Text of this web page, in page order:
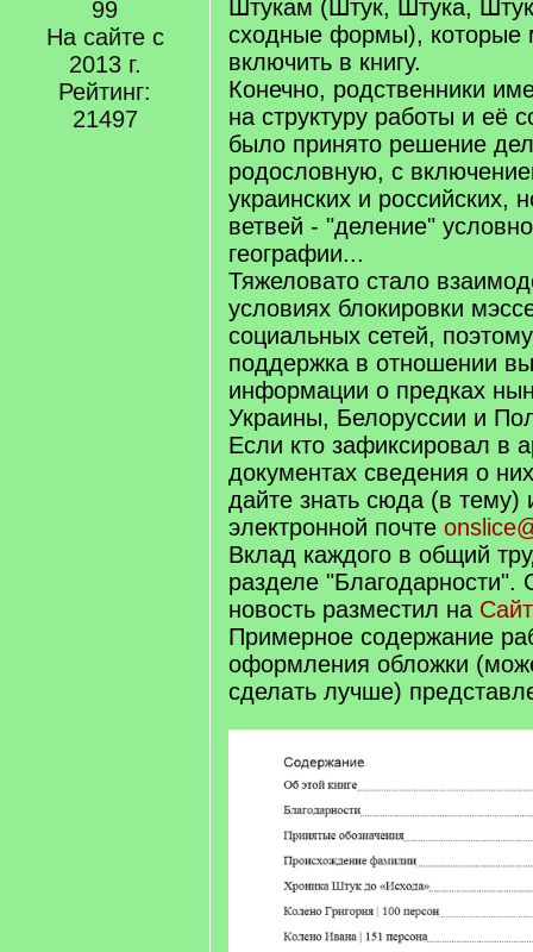
99
На сайте с
2013 г.
Рейтинг:
21497
Штукам (Штук, Штука,
сходные формы), которые
включить в книгу.
Конечно, родственники
на структуру работы и её
было принято решение
родословную, с
украинских и российских,
ветвей - "деление"
географии...
Тяжеловато стало
условиях блокировки
социальных сетей,
поддержка в отношении
информации о предках
Украины, Белоруссии и
Если кто зафиксировал в
документах сведения о
дайте знать сюда (в тему)
электронной почте
Вклад каждого в общий
разделе "Благодарности".
новость разместил на
Примерное содержание
оформления обложки
сделать лучше)